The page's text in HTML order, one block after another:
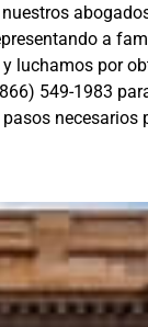
nuestros
a
luchamos por
549-1983